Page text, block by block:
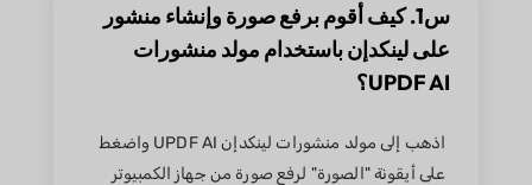
س1. كيف أقوم برفع صورة وإنشاء منشور
على لينكدإن باستخدام مولد منشورات
UPDF AI؟
اذهب إلى مولد منشورات لينكدإن UPDF AI واضغط
على أيقونة "الصورة" لرفع صورة من جهاز الكمبيوتر